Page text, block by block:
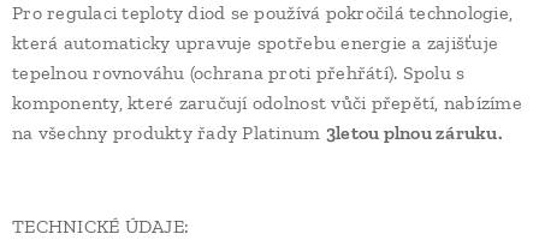
Pro regulaci teploty diod se používá pokročilá technologie,
která automaticky upravuje spotřebu energie a zajišťuje
tepelnou rovnováhu (ochrana proti přehřátí). Spolu s
komponenty, které zaručují odolnost vůči přepětí, nabízíme
na všechny produkty řady Platinum 3letou plnou záruku.
TECHNICKÉ ÚDAJE: